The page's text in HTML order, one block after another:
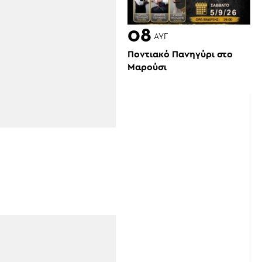
08 ΑΥΓ
Ποντιακό Πανηγύρι στο
Μαρούσι